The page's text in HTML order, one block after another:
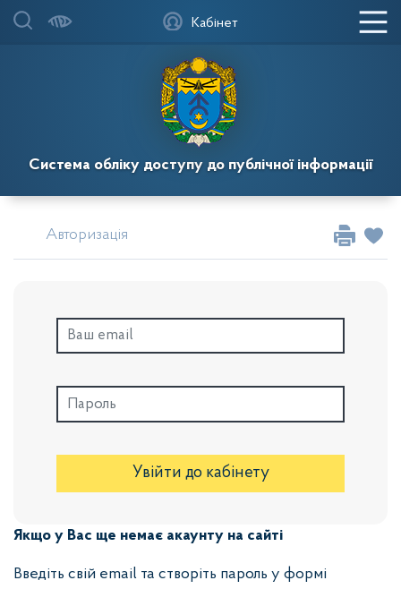
Система обліку доступу до публічної інформації
Кабінет
Авторизація
Увійти до кабінету
Якщо у Вас ще немає акаунту на сайті
Введіть свій email та створіть пароль у формі